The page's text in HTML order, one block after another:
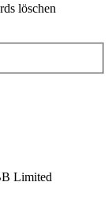
löschen
Limited